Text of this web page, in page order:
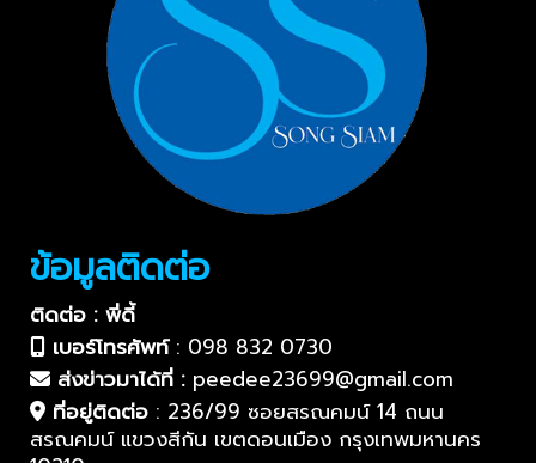
ข้อมูลติดต่อ
ติดต่อ : พี่ดี้
เบอร์โทรศัพท์: 098 832 0730
ส่งข่าวมาได้ที่ : peedee23699@gmail.com
ที่อยู่ติดต่อ : 236/99 ซอยสรณคมน์ 14 ถนน
สรณคมน์ แขวงสีกัน เขตดอนเมือง กรุงเทพมหานคร